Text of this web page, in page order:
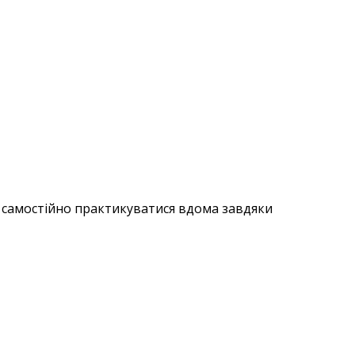
практикуватися вдома завдяки